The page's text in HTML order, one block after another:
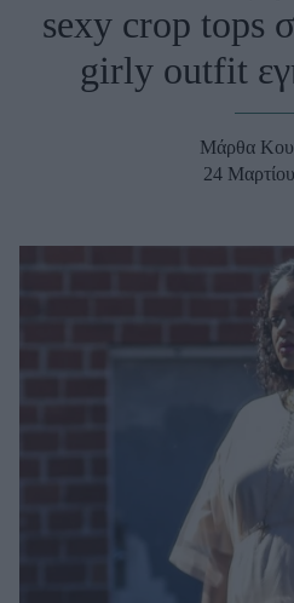
Shopping
Styling Tips
Fashion News
Beauty - Ομορφιά
Μαλλιά - Νύχια
Well being
Woman Power
sexy crop tops
girly outfit
Μάρθα
24